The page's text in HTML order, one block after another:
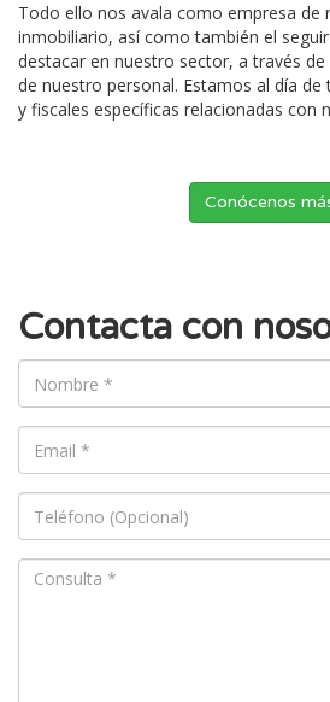
Todo ello nos avala como empresa de
inmobiliario, así como también el
destacar en nuestro sector, a través
de nuestro personal. Estamos al día de
y fiscales específicas relacionadas con
Conócenos
Contacta con